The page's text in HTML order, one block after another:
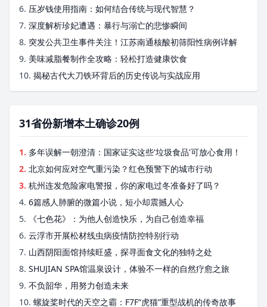
6. 压岁钱使用指南：如何结合传统与现代智慧？
7. 深度解析珍妃遭遇：暴行与溺亡的悲惨瞬间
8. 突发公共卫生事件关注！江苏南通核酸初筛阳性病例详解
9. 美味减脂餐制作全攻略：轻松打造健康饮食
10. 揭秘古代大刀铁环背后的历史传说与实战应用
31省份新增本土确诊20例
1. 多年误解一朝澄清：国家证实这些'垃圾食品'可放心食用！
2. 北京如何应对空气重污染？红色预警下的城市行动
3. 杭州连发危险家电警报，你的家电过冬准备好了吗？
4. 6篇感人肺腑的微篇小说，短小却震撼人心
5.
《七色花》：为他人创造快乐，为自己创造幸福
6. 云浮市开展松材线虫病疫情防控特别行动
7. 山西阴阳面馆持续旺盛，探寻面食文化的独特之处
8. SHUJIAN SPA馆温泉设计，体验不一样的自然疗愈之旅
9. 不负韶华，用努力创造未来
10. 螺旋桨时代的天空之霸：F7F“虎猫”重型战机的传奇故事